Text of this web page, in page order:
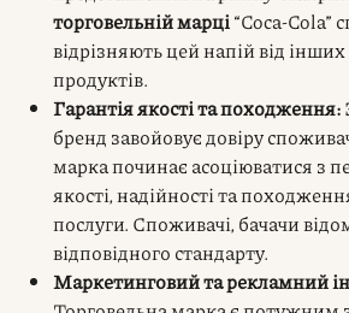
торговельній марці“Coca-Cola”
відрізняють цей напій від
продуктів.
Гарантія якості та походження:
бренд завойовує довіру
марка починає асоціюватися з
якості, надійності та
послуги. Споживачі, бачачи
відповідного стандарту.
Маркетинговий та рекламний